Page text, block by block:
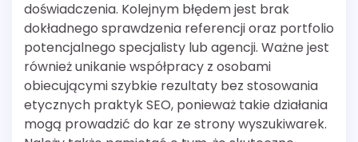
doświadczenia. Kolejnym błędem jest brak
dokładnego sprawdzenia referencji oraz portfolio
potencjalnego specjalisty lub agencji. Ważne jest
również unikanie współpracy z osobami
obiecującymi szybkie rezultaty bez stosowania
etycznych praktyk SEO, ponieważ takie działania
mogą prowadzić do kar ze strony wyszukiwarek.